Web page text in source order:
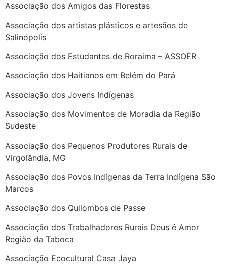
Associação dos Amigos das Florestas
Associação dos artistas plásticos e artesãos de
Salinópolis
Associação dos Estudantes de Roraima – ASSOER
Associação dos Haitianos em Belém do Pará
Associação dos Jovens Indígenas
Associação dos Movimentos de Moradia da Região
Sudeste
Associação dos Pequenos Produtores Rurais de
Virgolândia, MG
Associação dos Povos Indígenas da Terra Indígena São
Marcos
Associação dos Quilombos de Passe
Associação dos Trabalhadores Rurais Deus é Amor
Região da Taboca
Associação Ecocultural Casa Jaya